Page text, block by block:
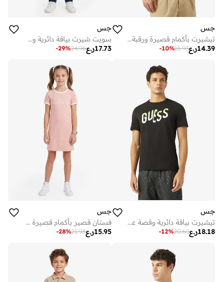
جس
تيشيرت بأكمام قصيرة ورقبة دائرية
ر.ع14.39
15.93
-10%
جس
سويت شيرت بياقة دائرية وشعار الشباب
ر.ع17.73
24.96
-29%
جس
تيشيرت بياقة دائرية وقصة عادية
ر.ع18.18
20.60
-12%
جس
فستان قصير بأكمام قصيرة وشعار الشباب
ر.ع15.95
21.98
-28%